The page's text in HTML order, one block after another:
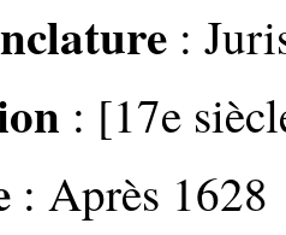
:
: [17e
: Après 1628